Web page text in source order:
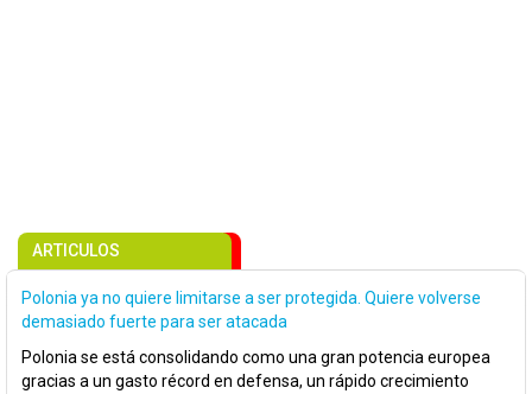
ARTICULOS
Polonia ya no quiere limitarse a ser protegida. Quiere volverse
demasiado fuerte para ser atacada
Polonia se está consolidando como una gran potencia europea
gracias a un gasto récord en defensa, un rápido crecimiento